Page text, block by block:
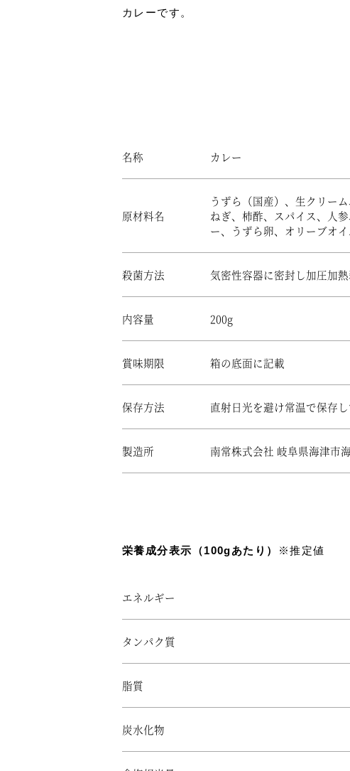
カレーです。
名称 カレー
原材料名
うずら（国産）、生クリー
ねぎ、柿酢、スパイス、人
ー、うずら卵、オリーブオ
殺菌方法 気密性容器に密封し加圧加
内容量 200g
賞味期限 箱の底面に記載
保存方法 直射日光を避け常温で保存
製造所 南常株式会社 岐阜県海津市
栄養成分表示（100gあたり） ※推定値
エネルギー
タンパク質
脂質
炭水化物